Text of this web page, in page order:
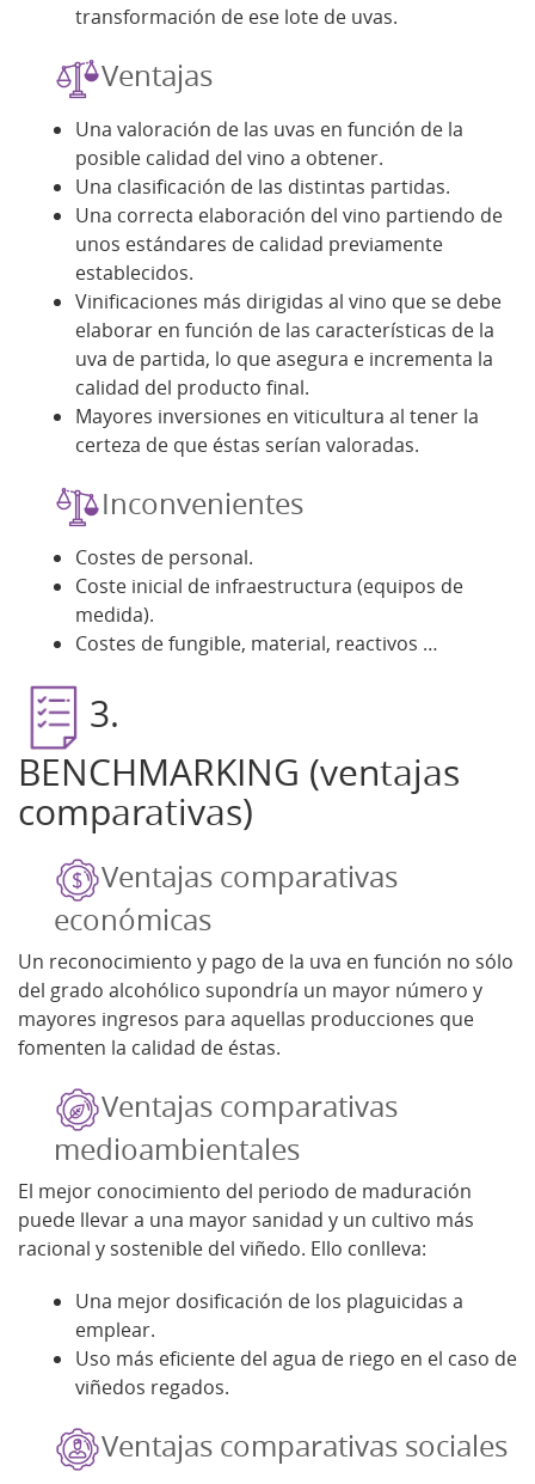
transformación de ese lote de uvas.
Ventajas
Una valoración de las uvas en función de la
posible calidad del vino a obtener.
Una clasificación de las distintas partidas.
Una correcta elaboración del vino partiendo de
unos estándares de calidad previamente
establecidos.
Vinificaciones más dirigidas al vino que se debe
elaborar en función de las características de la
uva de partida, lo que asegura e incrementa la
calidad del producto final.
Mayores inversiones en viticultura al tener la
certeza de que éstas serían valoradas.
Inconvenientes
Costes de personal.
Coste inicial de infraestructura (equipos de
medida).
Costes de fungible, material, reactivos …
3.
BENCHMARKING (ventajas
comparativas)
Ventajas comparativas
económicas
Un reconocimiento y pago de la uva en función no sólo
del grado alcohólico supondría un mayor número y
mayores ingresos para aquellas producciones que
fomenten la calidad de éstas.
Ventajas comparativas
medioambientales
El mejor conocimiento del periodo de maduración
puede llevar a una mayor sanidad y un cultivo más
racional y sostenible del viñedo. Ello conlleva:
Una mejor dosificación de los plaguicidas a
emplear.
Uso más eficiente del agua de riego en el caso de
viñedos regados.
Ventajas comparativas sociales